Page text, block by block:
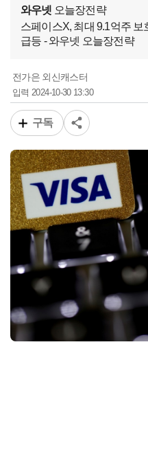
와우넷 오늘장전략
스페이스X, 최대 9.1억주
급등 - 와우넷 오늘장전략
전가은 외신캐스터
입력2024-10-30 13:30
구독